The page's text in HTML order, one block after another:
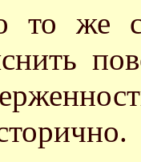
же